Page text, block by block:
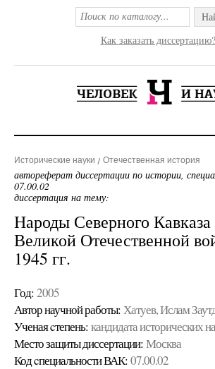
Как заказать диссертацию?
Исторические науки Отечественная история
автореферат диссертации по истории,
07.00.02
диссертация на тему:
Народы Северного Кавказа
Великой Отечественной
1945 гг.
Год: 2005
Автор научной работы: Хатуев, Ислам
Ученая cтепень: кандидата исторических
Место защиты диссертации: Москва
Код cпециальности ВАК: 07.00.02